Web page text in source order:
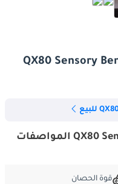
إنفينيتي QX80 Sensory Bench Chairs 3.5L المواصفات
قوة الحصان